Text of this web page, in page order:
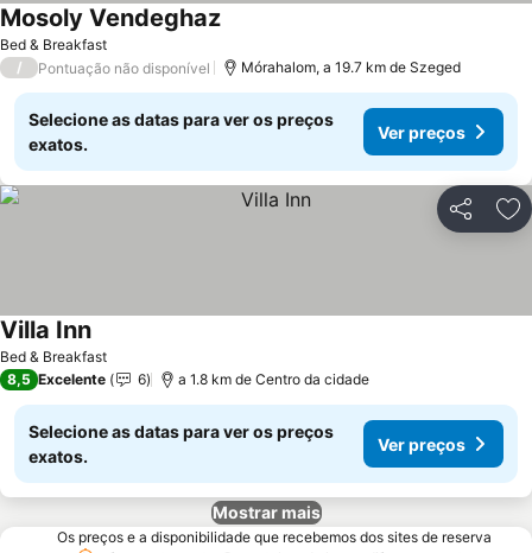
Bed & Breakfast
Mosoly VendeghazVer preços
/ Pontuação não disponível Mórahalom, a 19.7 km de Szeged
Selecione as datas para ver os preços
exatos.
Ver preços
Partilhar
Bed & Breakfast
Villa InnVer preços
8,5 Excelente 6 a 1.8 km de Centro da cidade
Selecione as datas para ver os preços
exatos.
Ver preços
Mostrar mais
Os preços e a disponibilidade que recebemos dos sites de reserva